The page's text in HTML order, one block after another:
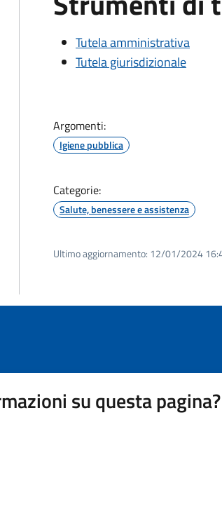
Tutela amministrativa
Tutela giurisdizionale
Argomenti:
Igiene pubblica
Categorie:
Salute, benessere e assistenza
Ultimo aggiornamento: 12/01/2024
su questa pagina?